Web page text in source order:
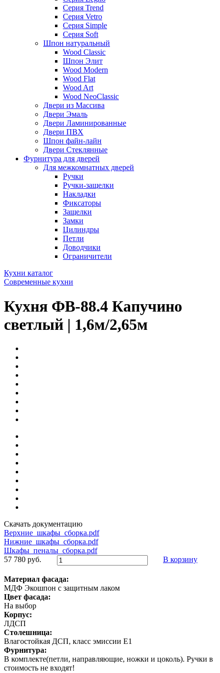
Серия Trend
Серия Vetro
Серия Simple
Серия Soft
Шпон натуральный
Wood Classic
Шпон Элит
Wood Modern
Wood Flat
Wood Art
Wood NeoClassic
Двери из Массива
Двери Эмаль
Двери Ламинированные
Двери ПВХ
Шпон файн-лайн
Двери Стеклянные
Фурнитура для дверей
Для межкомнатных дверей
Ручки
Ручки-защелки
Накладки
Фиксаторы
Защелки
Замки
Цилиндры
Петли
Доводчики
Ограничители
Кухни каталог
Современные кухни
Кухня ФВ-88.4 Капучино
светлый | 1,6м/2,65м
Скачать документацию
Верхние_шкафы_сборка.pdf
Нижние_шкафы_сборка.pdf
Шкафы_пеналы_сборка.pdf
57 780 руб.
В корзину
Материал фасада:
МДФ Экошпон с защитным лаком
Цвет фасада:
На выбор
Корпус:
ЛДСП
Столешница:
Влагостойкая ДСП, класс эмиссии Е1
Фурнитура:
В комплекте(петли, направляющие, ножки и цоколь). Ручки в
стоимость не входят!